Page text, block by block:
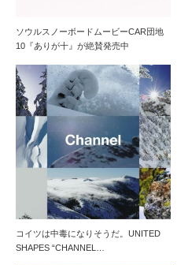
ソウルスノーボードムービーCAR団地
10『ありが十』が絶賛発売中
コイツは中毒になりそうだ。UNITED
SHAPES “CHANNEL…